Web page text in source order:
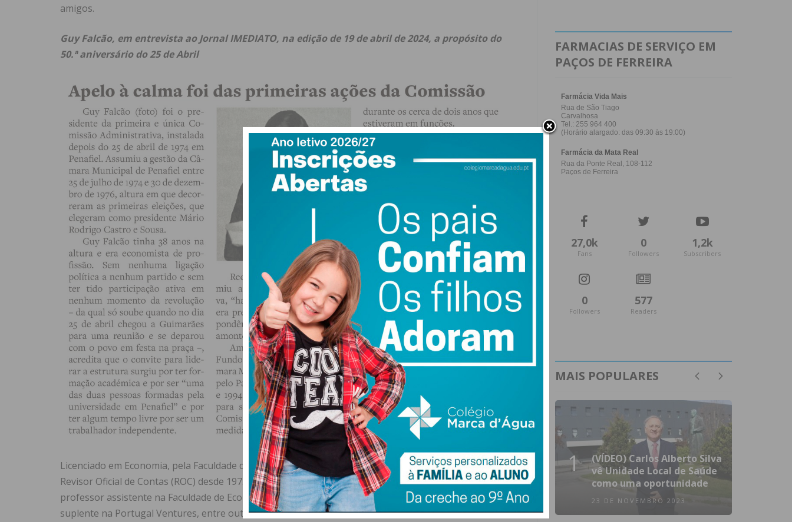
amigos.
Guy Falcão, em entrevista ao Jornal IMEDIATO, na edição de 19 de abril de 2024, a propósito do
50.ª aniversário do 25 de Abril
Licenciado em Economia, pela Faculdade de Economia do Porto, Guy Falcão exercia funções como
Revisor Oficial de Contas (ROC) desde 1973. Exerceu a atividade de economista em regime liberal, foi
professor assistente na Faculdade de Economia do Porto, consultor económico de empresas, ROC
suplente na Portugal Ventures, entre outras atividades. Para além de ter sido membro da Ordem dos
FARMACIAS DE SERVIÇO EM
PAÇOS DE FERREIRA
27,0k
Fans
0
Followers
1,2k
Subscribers
0
Followers
577
Readers
MAIS POPULARES
1
(VÍDEO) Carlos Alberto Silva
vê Unidade Local de Saúde
como uma oportunidade
23 DE NOVEMBRO 2023